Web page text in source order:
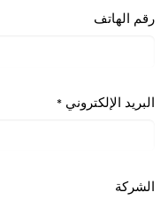
رقم الهاتف
البريد الإلكتروني *
الشركة